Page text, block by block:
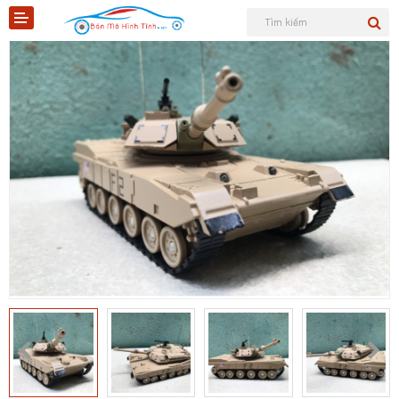
Shopee
Tin tức
Liên hệ
Mô hình quân sự